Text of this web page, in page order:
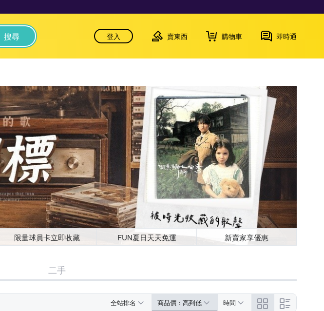
搜尋 登入 賣東西 購物車 即時通
限量球員卡立即收藏 FUN夏日天天免運 新賣家享優惠
二手
全站排名 商品價：高到低 時間